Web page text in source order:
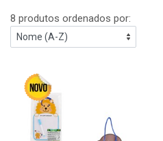
8 produtos ordenados por: